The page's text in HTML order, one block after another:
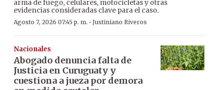
arma de fuego, celulares, motocicletas y otras
evidencias consideradas clave para el caso.
Agosto 7, 2026 07:45 p. m. · Justiniano Riveros
Nacionales
Abogado denuncia falta de
Justicia en Curuguaty y
cuestiona a jueza por demora